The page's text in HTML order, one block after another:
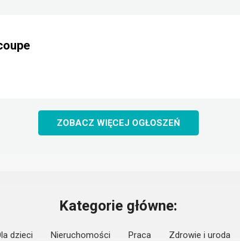
ZOBACZ WIĘCEJ OGŁOSZEŃ
Kategorie główne:
dzieci Nieruchomości Praca Zdrowie i uroda